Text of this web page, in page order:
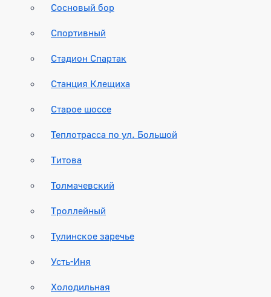
Сосновый бор
Спортивный
Стадион Спартак
Станция Клещиха
Старое шоссе
Теплотрасса по ул. Большой
Титова
Толмачевский
Троллейный
Тулинское заречье
Усть-Иня
Холодильная